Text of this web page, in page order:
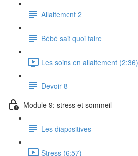
Allaitement 2
Bébé sait quoi faire
Les soins en allaitement (2:36)
Devoir 8
Module 9: stress et sommeil
Les diapositives
Stress (6:57)